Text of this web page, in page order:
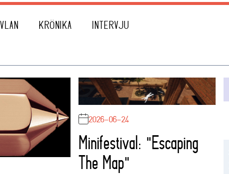
KRÖNIKA INTERVJU
2026-06-24
Minifestival: "Escaping
The Map"